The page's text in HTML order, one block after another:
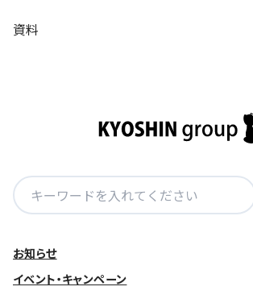
会社概要／組織図
京進グループが目指す姿
フランチャイズ事業
京進グループの事業所
お客さま満足度向上の取り組み
CSRレポート
オリジナルバッグプロジェクト
清華・京進発展フォーラム
立木奨学金
株主・投資家向け情報
ビジョン／経営方針
IRライブラリー
ディスクロージャーポリシー
よくあるご質問
採用情報
新卒採用情報
新卒採用デジタルパンフレット
中途採用
個人情報保護方針
Copyright © KYOSHIN Co., Ltd. All rights reserved.
資料
検
索:
お知らせ
イベント・キャンペーン